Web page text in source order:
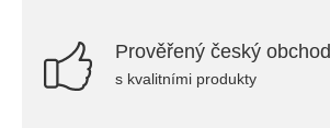
Prověřený český obchod
s kvalitními produkty